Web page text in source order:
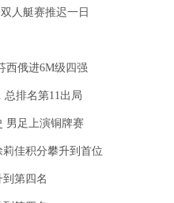
人艇赛推迟一日
西俄进6M级四强
总排名第11出局
男足上演铜牌赛
佳积分攀升到首位
第四名